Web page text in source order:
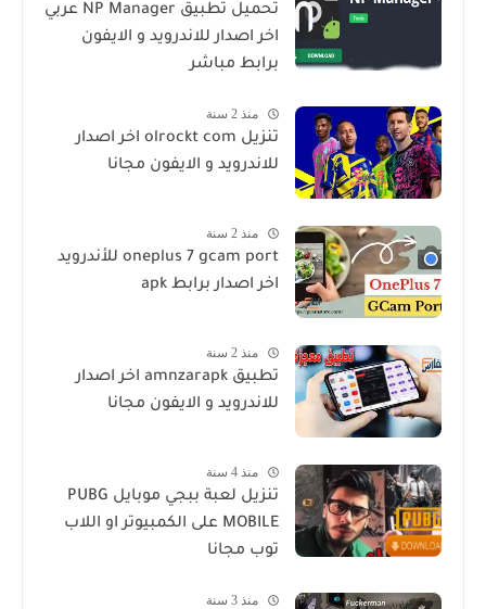
تحميل تطبيق NP Manager عربي
اخر اصدار للاندرويد و الايفون
برابط مباشر
منذ 2 سنة
تنزيل olrockt com اخر اصدار
للاندرويد و الايفون مجانا
منذ 2 سنة
oneplus 7 gcam port للأندرويد
اخر اصدار برابط apk
منذ 2 سنة
تطبيق amnzarapk اخر اصدار
للاندرويد و الايفون مجانا
منذ 4 سنة
تنزيل لعبة ببجي موبايل PUBG
MOBILE على الكمبيوتر او اللاب
توب مجانا
منذ 3 سنة